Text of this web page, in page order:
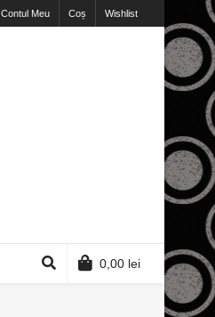
Contul Meu Coș Wishlist
0,00 lei